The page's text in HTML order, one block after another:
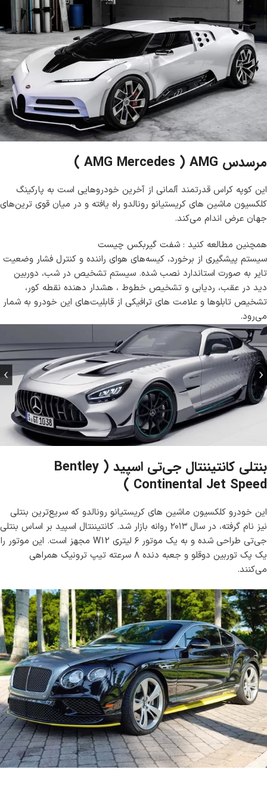
مرسدس AMG Mercedes ) AMG )
این کوپه کراس قدرتمند آلمانی از آخرین خودروهایی است به پارکینگ
کلکسیون ماشین های کریستیانو رونالدو راه یافته و در میان قوی ترین‌های
جهان عرض اندام می‌کند.
همچنین مطالعه کنید : شفت گیربکس چیست
سیستم پیشگیری از برخورد، کیسه‌های هوای راننده و کنترل فشار وضعیت
تایر به صورت استاندارد نصب شده. سیستم تشخیص در شب، دوربین
دید در عقب، ردیابی و تشخیص خطوط ، هشدار دهنده نقطه کور،
تشخیص تابلوها و علامت های ترافیکی از قابلیت‌های این خودرو به شمار
می‌رود.
بنتلی کانتیننتال جی‌تی اسپید ( Bentley
Continental Jet Speed )
این خودرو کلکسیون ماشین های کریستیانو رونالدو که سریع‌ترین بنتلی
نیز نام گرفته، در سال ۲۰۱۳ روانه بازار شد. کانتیننتال اسپید بر اساس بنتلی
جی‌تی طراحی شده و به یک موتور ۶ لیتری W12 مجهز است. این موتور را
یک پک توربین دوقلو و جعبه دنده ۸ سرعته تیپ ترونیک همراهی
می‌کنند.